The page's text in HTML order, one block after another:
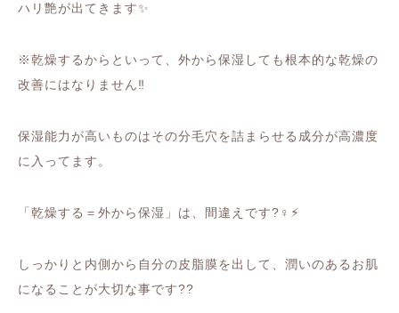
ハリ艶が出てきます✨
※乾燥するからといって、外から保湿しても根本的な乾燥の
改善にはなりません‼️
保湿能力が高いものはその分毛穴を詰まらせる成分が高濃度
に入ってます。
「乾燥する＝外から保湿」は、間違えです?‍♀️ ⚡︎
しっかりと内側から自分の皮脂膜を出して、潤いのあるお肌
になることが大切な事です??